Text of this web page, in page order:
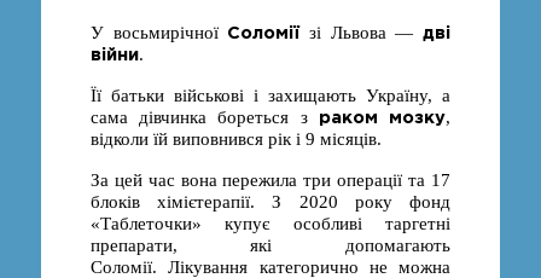
У восьмирічної Соломіїзі Львова —дві
війни.
Її батьки військові і захищають Україну, а
сама дівчинка бореться зраком мозку,
відколи їй виповнився рік і 9 місяців.
За цей час вона пережила три операції та 17
блоків хімієтерапії. З 2020 року фонд
«Таблеточки» купує особливі таргетні
препарати, які допомагають
Соломії.Лікування категорично не можна